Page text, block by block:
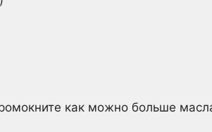
как можно больше